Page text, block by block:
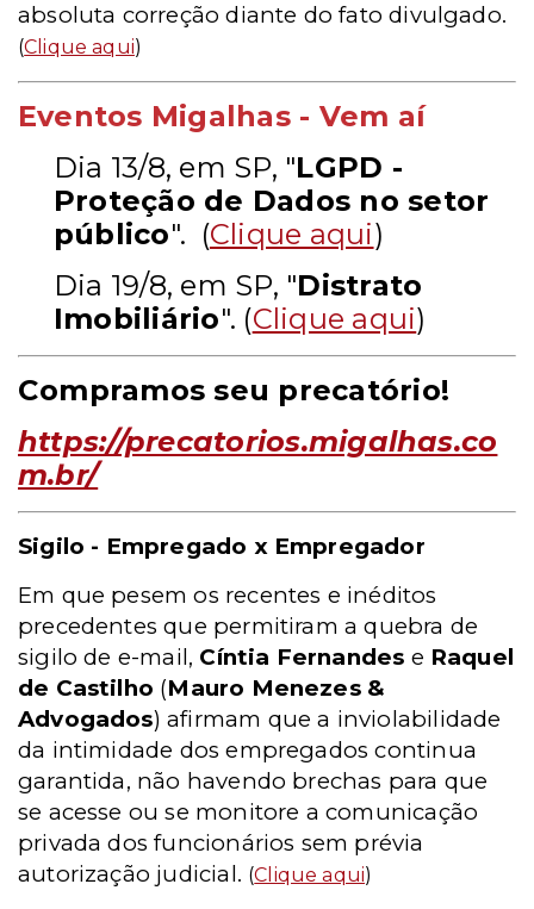
absoluta correção diante do fato divulgado.
(Clique aqui)
Eventos Migalhas - Vem aí
Dia 13/8, em SP, "LGPD -
Proteção de Dados no setor
público". (Clique aqui)
Dia 19/8, em SP, "Distrato
Imobiliário". (Clique aqui)
Compramos seu precatório!
https://precatorios.migalhas.co
m.br/
Sigilo - Empregado x Empregador
Em que pesem os recentes e inéditos
precedentes que permitiram a quebra de
sigilo de e-mail, Cíntia Fernandes e Raquel
de Castilho (Mauro Menezes &
Advogados) afirmam que a inviolabilidade
da intimidade dos empregados continua
garantida, não havendo brechas para que
se acesse ou se monitore a comunicação
privada dos funcionários sem prévia
autorização judicial. (Clique aqui)